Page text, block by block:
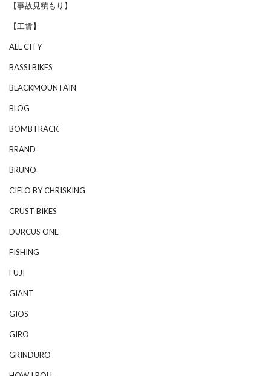
【事故見積もり】
【工賃】
ALL CITY
BASSI BIKES
BLACKMOUNTAIN
BLOG
BOMBTRACK
BRAND
BRUNO
CIELO BY CHRISKING
CRUST BIKES
DURCUS ONE
FISHING
FUJI
GIANT
GIOS
GIRO
GRINDURO